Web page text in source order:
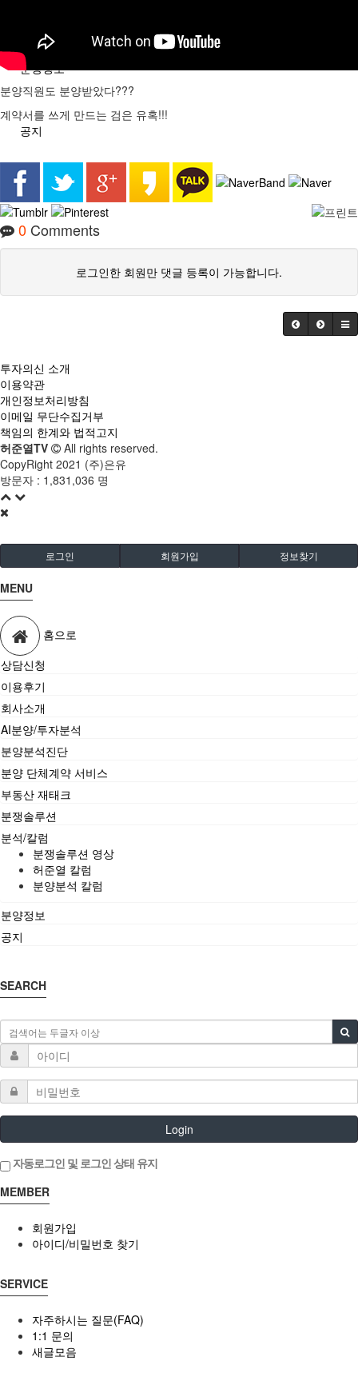
분양정보
공지
분양직원도 분양받았다???
계약서를 쓰게 만드는 검은 유혹!!!
0 Comments
로그인한 회원만 댓글 등록이 가능합니다.
투자의신 소개
이용약관
개인정보처리방침
이메일 무단수집거부
책임의 한계와 법적고지
허준열TV
All rights reserved.
CopyRight 2021 (주)은유
방문자 : 1,831,036 명
로그인 회원가입 정보찾기
MENU
홈으로
상담신청
이용후기
회사소개
AI분양/투자분석
분양분석진단
분양 단체계약 서비스
부동산 재태크
분쟁솔루션
분석/칼럼
분쟁솔루션 영상
허준열 칼럼
분양분석 칼럼
분양정보
공지
SEARCH
Login
자동로그인 및 로그인 상태 유지
MEMBER
회원가입
아이디/비밀번호 찾기
SERVICE
자주하시는 질문(FAQ)
1:1 문의
새글모음